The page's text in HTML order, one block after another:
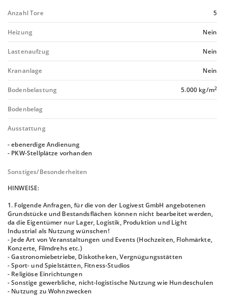
Anzahl Tore 5
Heizung Nein
Lastenaufzug Nein
Krananlage Nein
Bodenbelastung 5.000 kg/m2
Bodenbelag
Ausstattung
- ebenerdige Andienung
- PKW-Stellplätze vorhanden
Sonstiges/Besonderheiten
HINWEISE:
1. Folgende Anfragen, für die von der Logivest GmbH angebotenen
Grundstücke und Bestandsflächen können nicht bearbeitet werden,
da die Eigentümer nur Lager, Logistik, Produktion und Light
Industrial als Nutzung wünschen!
- Jede Art von Veranstaltungen und Events (Hochzeiten, Flohmärkte,
Konzerte, Filmdrehs etc.)
- Gastronomiebetriebe, Diskotheken, Vergnügungsstätten
- Sport- und Spielstätten, Fitness-Studios
- Religiöse Einrichtungen
- Sonstige gewerbliche, nicht-logistische Nutzung wie Hundeschulen
- Nutzung zu Wohnzwecken